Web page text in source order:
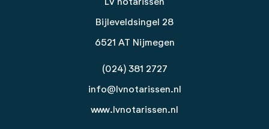
LV notarissen
Bijleveldsingel 28
6521 AT Nijmegen
(024) 381 2727
info@lvnotarissen.nl
www.lvnotarissen.nl